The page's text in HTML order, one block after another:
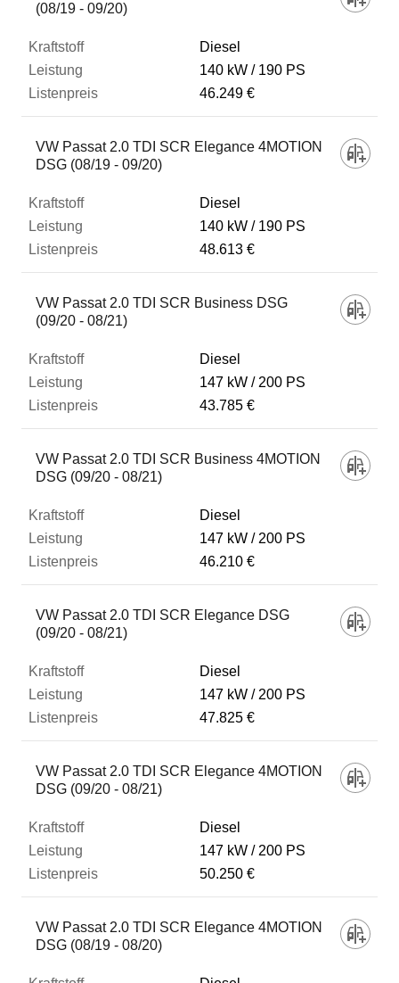
(08/19 - 09/20)
Diesel
140 kW
190 PS
46.249 €
VW Passat 2.0 TDI SCR Elegance 4MOTION
DSG (08/19 - 09/20)
Diesel
140 kW
190 PS
48.613 €
VW Passat 2.0 TDI SCR Business DSG
(09/20 - 08/21)
Diesel
147 kW
200 PS
43.785 €
VW Passat 2.0 TDI SCR Business 4MOTION
DSG (09/20 - 08/21)
Diesel
147 kW
200 PS
46.210 €
VW Passat 2.0 TDI SCR Elegance DSG
(09/20 - 08/21)
Diesel
147 kW
200 PS
47.825 €
VW Passat 2.0 TDI SCR Elegance 4MOTION
DSG (09/20 - 08/21)
Diesel
147 kW
200 PS
50.250 €
VW Passat 2.0 TDI SCR Elegance 4MOTION
DSG (08/19 - 08/20)